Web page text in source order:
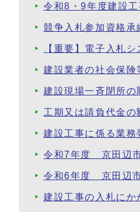
令和8・9年度建設
競争入札参加資格承
【重要】電子入札
建設業者の社会保険
建設現場一斉閉所の
工期又は請負代金
建設工事に係る業務
令和7年度 京田辺
令和6年度 京田辺
建設工事の入札にか